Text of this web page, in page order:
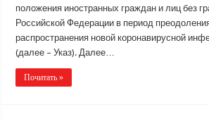
положения иностранных граждан и лиц без
Российской Федерации в период
распространения новой коронавирусной
(далее – Указ). Далее…
Почитать »